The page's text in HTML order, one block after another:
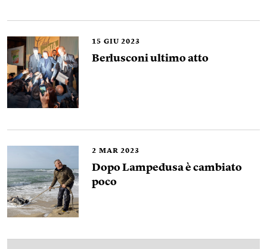
15 GIU 2023
Berlusconi ultimo atto
2 MAR 2023
Dopo Lampedusa è cambiato
poco